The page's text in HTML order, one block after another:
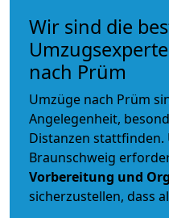
Wir sind die
nach Prüm
Umzüge nach Prüm
Angelegenheit,
Distanzen stattfinden.
Braunschweig
Vorbereitung und
sicherzustellen, dass